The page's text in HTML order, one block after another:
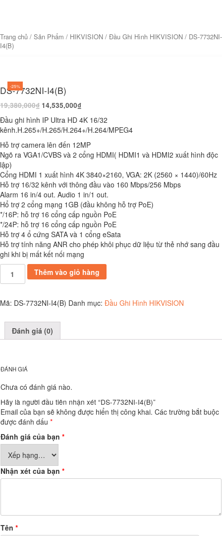
Trang chủ / Sản Phẩm / HIKVISION / Đầu Ghi Hình HIKVISION / DS-7732NI-
I4(B)
-25%
DS-7732NI-I4(B)
19,380,000₫ 14,535,000₫
Đầu ghi hình IP Ultra HD 4K 16/32
kênh.H.265+/H.265/H.264+/H.264/MPEG4
Hỗ trợ camera lên đến 12MP
Ngõ ra VGA1/CVBS và 2 cổng HDMI( HDMI1 và HDMI2 xuất hình độc
lập)
Cổng HDMI 1 xuất hình 4K 3840×2160, VGA: 2K (2560 × 1440)/60Hz
Hỗ trợ 16/32 kênh với thông đầu vào 160 Mbps/256 Mbps
Alarm 16 in/4 out. Audio 1 in/1 out.
Hổ trợ 2 cổng mạng 1GB (đầu không hỗ trợ PoE)
*/16P: hỗ trợ 16 cổng cấp nguồn PoE
*/24P: hỗ trợ 16 cổng cấp nguồn PoE
Hỗ trợ 4 ổ cứng SATA và 1 cổng eSata
Hỗ trợ tính năng ANR cho phép khôi phục dữ liệu từ thẻ nhớ sang đầu
ghi khi bị mất kết nối mạng
DS-
7732NI-
số
lượng
Thêm vào giỏ hàng
Mã: DS-7732NI-I4(B) Danh mục: Đầu Ghi Hình HIKVISION
Đánh giá (0)
ĐÁNH GIÁ
Chưa có đánh giá nào.
Hãy là người đầu tiên nhận xét “DS-7732NI-I4(B)”
Email của bạn sẽ không được hiển thị công khai. Các trường bắt buộc
được đánh dấu *
Đánh giá của bạn *
Nhận xét của bạn *
Tên *